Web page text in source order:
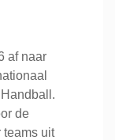
af naar
de
teams uit